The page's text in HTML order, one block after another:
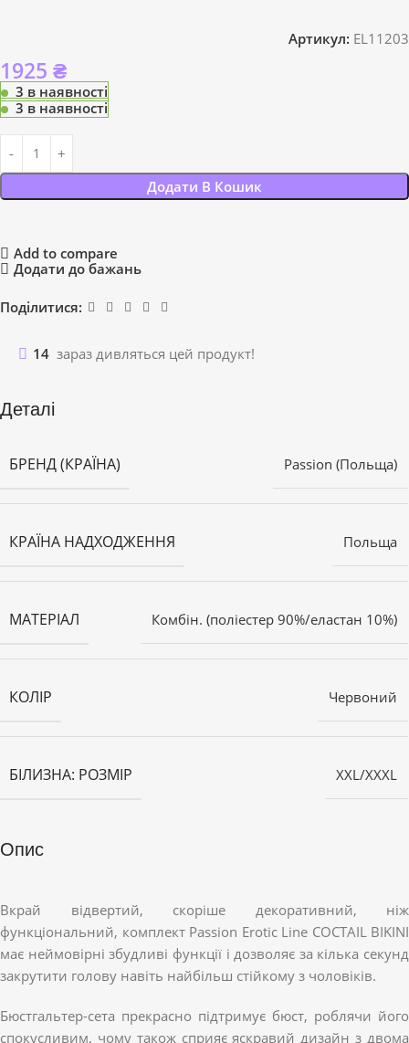
Артикул: EL11203
1925 ₴
3 в наявності
3 в наявності
Додати В Кошик
Add to compare
Додати до бажань
Поділитися:
14 зараз дивляться цей продукт!
Деталі
БРЕНД (КРАЇНА) Passion (Польща)
КРАЇНА НАДХОДЖЕННЯ Польща
МАТЕРІАЛ Комбін. (поліестер 90%/еластан 10%)
КОЛІР Червоний
БІЛИЗНА: РОЗМІР XXL/XXXL
Опис
Вкрай відвертий, скоріше декоративний, ніж
функціональний, комплект Passion Erotic Line COCTAIL BIKINI
має неймовірні збудливі функції і дозволяє за кілька секунд
закрутити голову навіть найбільш стійкому з чоловіків.
Бюстгальтер-сета прекрасно підтримує бюст, роблячи його
спокусливим, чому також сприяє яскравий дизайн з двома